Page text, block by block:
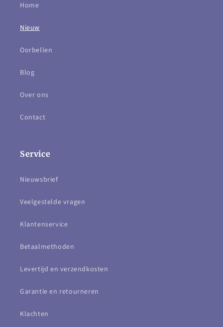
Home
Nieuw
Oorbellen
Blog
Over ons
Contact
Service
Nieuwsbrief
Veelgestelde vragen
Klantenservice
Betaalmethoden
Levertijd en verzendkosten
Garantie en retourneren
Klachten